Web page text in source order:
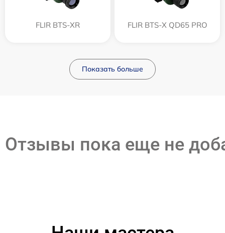
FLIR BTS-XR FLIR BTS-X QD65 PRO
Показать больше
Отзывы пока еще не